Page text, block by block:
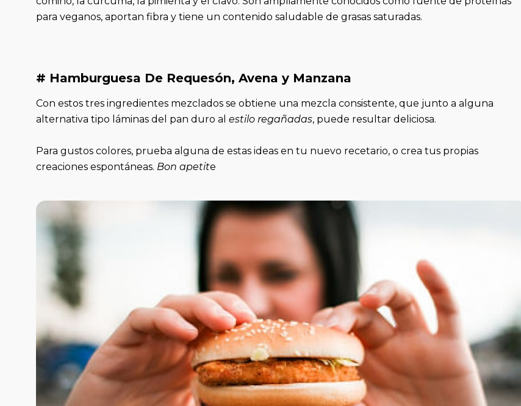
para veganos, aportan fibra y tiene un contenido saludable de grasas saturadas.
# Hamburguesa De Requesón, Avena y Manzana
Con estos tres ingredientes mezclados se obtiene una mezcla consistente, que junto a alguna
alternativa tipo láminas del pan duro alestilo regañadas, puede resultar deliciosa.
Para gustos colores, prueba alguna de estas ideas en tu nuevo recetario, o crea tus propias
creaciones espontáneas. Bon apetite